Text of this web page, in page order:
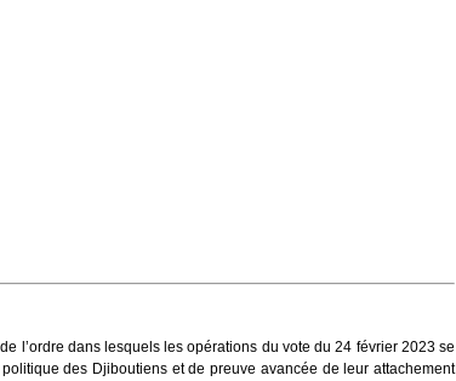
l’ordre dans lesquels les opérations du vote du 24 février 2023 se
des Djiboutiens et de preuve avancée de leur attachement